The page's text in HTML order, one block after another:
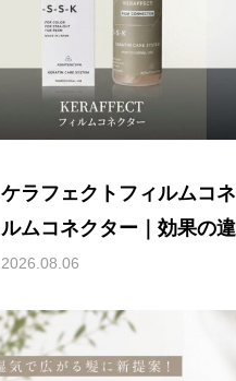
ケラフェクトフィルムコ
ルムコネクター｜効果の
方について徹底紹介！
2026.08.06